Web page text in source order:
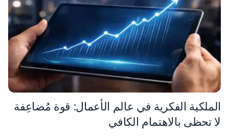
الملكية الفكرية في عالم الأعمال: قوة مُضاعِفة
لا تحظى بالاهتمام الكافي